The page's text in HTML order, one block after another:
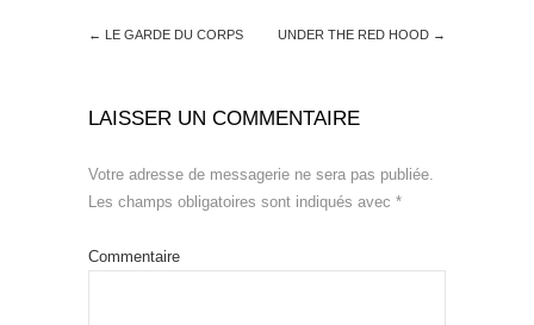
← LE GARDE DU CORPS UNDER THE RED HOOD →
LAISSER UN COMMENTAIRE
Votre adresse de messagerie ne sera pas publiée.
Les champs obligatoires sont indiqués avec *
Commentaire